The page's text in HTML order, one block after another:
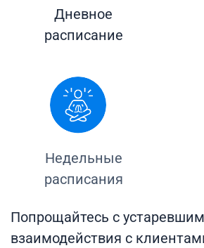
Дневное
расписание
Недельные
расписания
Попрощайтесь с
взаимодействия с